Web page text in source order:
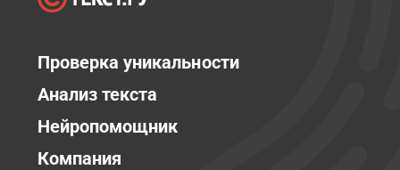
Проверка уникальности
Анализ текста
Нейропомощник
Компания